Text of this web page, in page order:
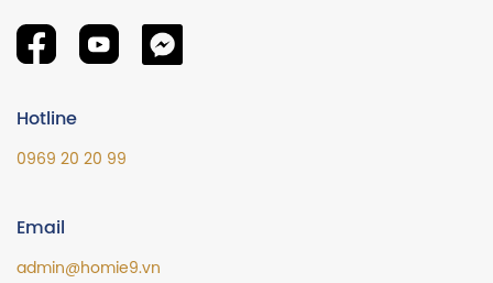
Hotline
0969 20 20 99
Email
admin@homie9.vn